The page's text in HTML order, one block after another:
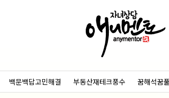
백문백답고민해결 부동산재테크풍수 꿈해석꿈